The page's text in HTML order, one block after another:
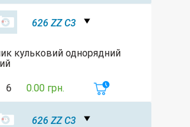
626 ZZ C3
кульковий однорядний
6 0.00 грн.
626 ZZ C3